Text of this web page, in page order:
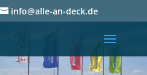
info@alle-an-deck.de